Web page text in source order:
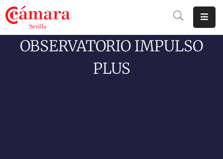
Cámara
OBSERVATORIO IMPULSO
PLUS